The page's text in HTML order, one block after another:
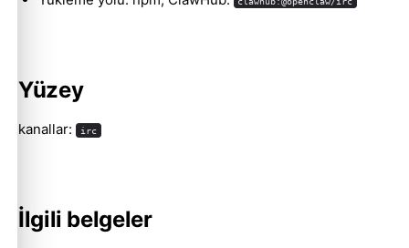
Yüzey
kanallar: irc
İlgili belgeler